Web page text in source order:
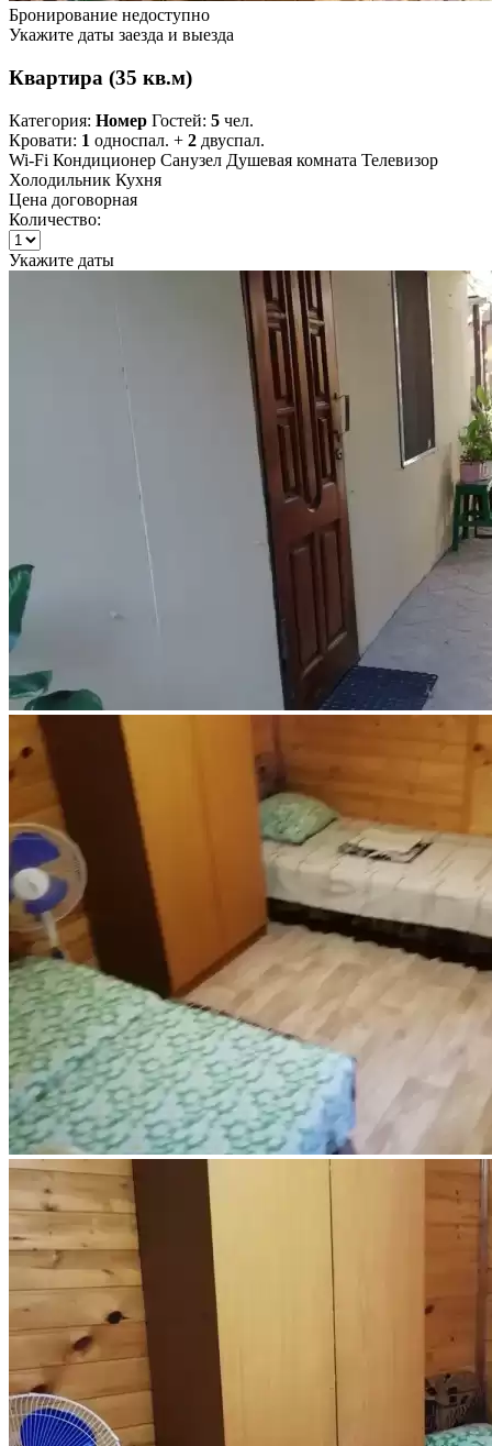
Бронирование недоступно
Укажите даты заезда и выезда
Квартира (35 кв.м)
Категория: Номер Гостей: 5 чел.
Кровати: 1 односпал. + 2 двуспал.
Wi-Fi Кондиционер Санузел Душевая комната Телевизор
Холодильник Кухня
Цена договорная
Количество:
Укажите даты